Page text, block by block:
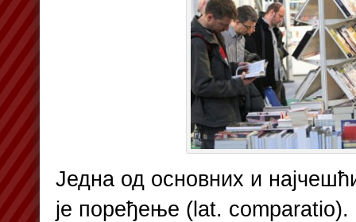
Једна од основних и
је поређење (lat. comparatio).